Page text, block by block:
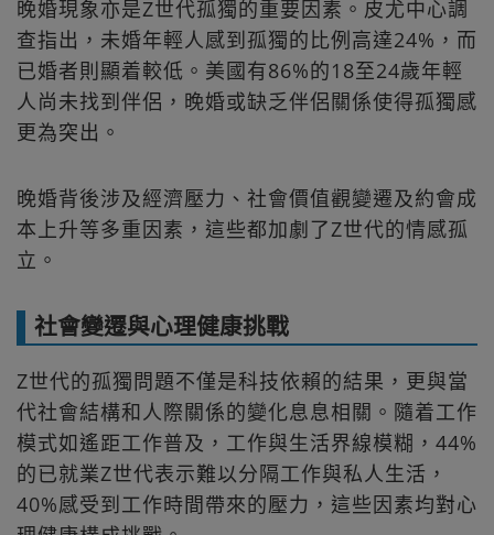
晚婚現象亦是Z世代孤獨的重要因素。皮尤中心調
查指出，未婚年輕人感到孤獨的比例高達24%，而
已婚者則顯着較低。美國有86%的18至24歲年輕
人尚未找到伴侶，晚婚或缺乏伴侶關係使得孤獨感
更為突出。
晚婚背後涉及經濟壓力、社會價值觀變遷及約會成
本上升等多重因素，這些都加劇了Z世代的情感孤
立。
社會變遷與心理健康挑戰
Z世代的孤獨問題不僅是科技依賴的結果，更與當
代社會結構和人際關係的變化息息相關。隨着工作
模式如遙距工作普及，工作與生活界線模糊，44%
的已就業Z世代表示難以分隔工作與私人生活，
40%感受到工作時間帶來的壓力，這些因素均對心